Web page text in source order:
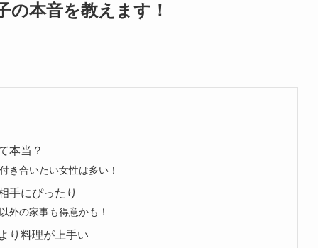
の本音を教えます！
本当？
き合いたい女性は多い！
手にぴったり
外の家事も得意かも！
り料理が上手い